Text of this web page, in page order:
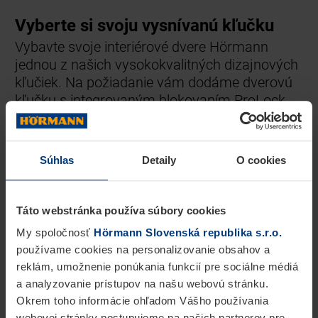
Súhlas Detaily O cookies
Táto webstránka používa súbory cookies
My spoločnosť Hörmann Slovenská republika s.r.o.
používame cookies na personalizovanie obsahov a
reklám, umožnenie ponúkania funkcií pre sociálne médiá
a analyzovanie prístupov na našu webovú stránku.
Okrem toho informácie ohľadom Vášho používania
Vyberte si svoju vysnívanú kľučku
Vybavte svoje interiérové dvere Hörmann
jednou z našich vysokokvalitných dizajnových
kľučiek. Na požiadanie vám dodáme dverovú
kľučku s integrovaným blokovaním ProLock
pre pohodlnú funkciu zatvárania priamo na